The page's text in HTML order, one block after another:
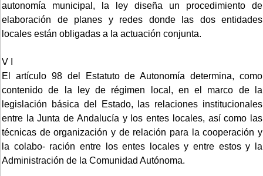
autonomía municipal, la ley diseña un procedimiento de
elaboración de planes y redes donde las dos entidades
locales están obligadas a la actuación conjunta.
V I
El artículo 98 del Estatuto de Autonomía determina, como
contenido de la ley de régimen local, en el marco de la
legislación básica del Estado, las relaciones institucionales
entre la Junta de Andalucía y los entes locales, así como las
técnicas de organización y de relación para la cooperación y
la colabo- ración entre los entes locales y entre estos y la
Administración de la Comunidad Autónoma.